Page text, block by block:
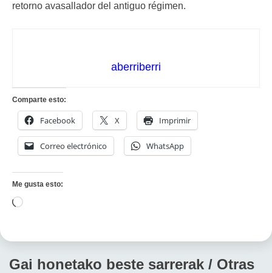
retorno avasallador del antiguo régimen.
aberriberri
Comparte esto:
Facebook X Imprimir
Correo electrónico WhatsApp
Me gusta esto:
Cargando...
Gai honetako beste sarrerak / Otras